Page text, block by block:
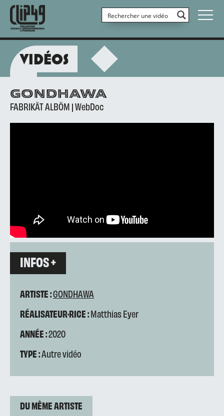
VIDÉOS
GONDHAWA
FABRIKÄT ALBÖM | WebDoc
INFOS +
ARTISTE :GONDHAWA
RÉALISATEUR·RICE :Matthias Eyer
ANNÉE :2020
TYPE :Autre vidéo
DU MÊME ARTISTE